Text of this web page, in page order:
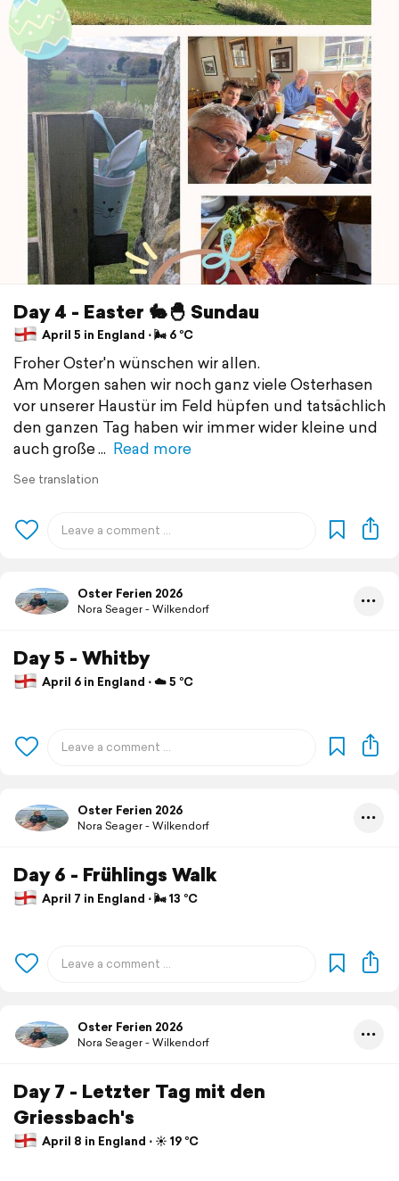
Day 4 - Easter 🐇🐣 Sundau
April 5 in England ⋅ 🌬 6 °C
Froher Oster'n wünschen wir allen.
Am Morgen sahen wir noch ganz viele Osterhasen
vor unserer Haustür im Feld hüpfen und tatsächlich
den ganzen Tag haben wir immer wider kleine und
auch große
Read more
See translation
Oster Ferien 2026
Nora Seager - Wilkendorf
Day 5 - Whitby
April 6 in England ⋅ ☁️ 5 °C
Oster Ferien 2026
Nora Seager - Wilkendorf
Day 6 - Frühlings Walk
April 7 in England ⋅ 🌬 13 °C
Oster Ferien 2026
Nora Seager - Wilkendorf
Day 7 - Letzter Tag mit den
Griessbach's
April 8 in England ⋅ ☀️ 19 °C